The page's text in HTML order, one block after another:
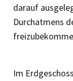
darauf
Durchatmens
Im